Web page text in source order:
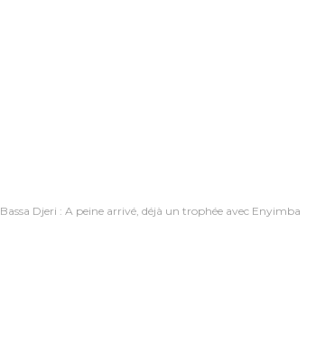
Bassa Djeri : A peine arrivé, déjà un trophée avec Enyimba